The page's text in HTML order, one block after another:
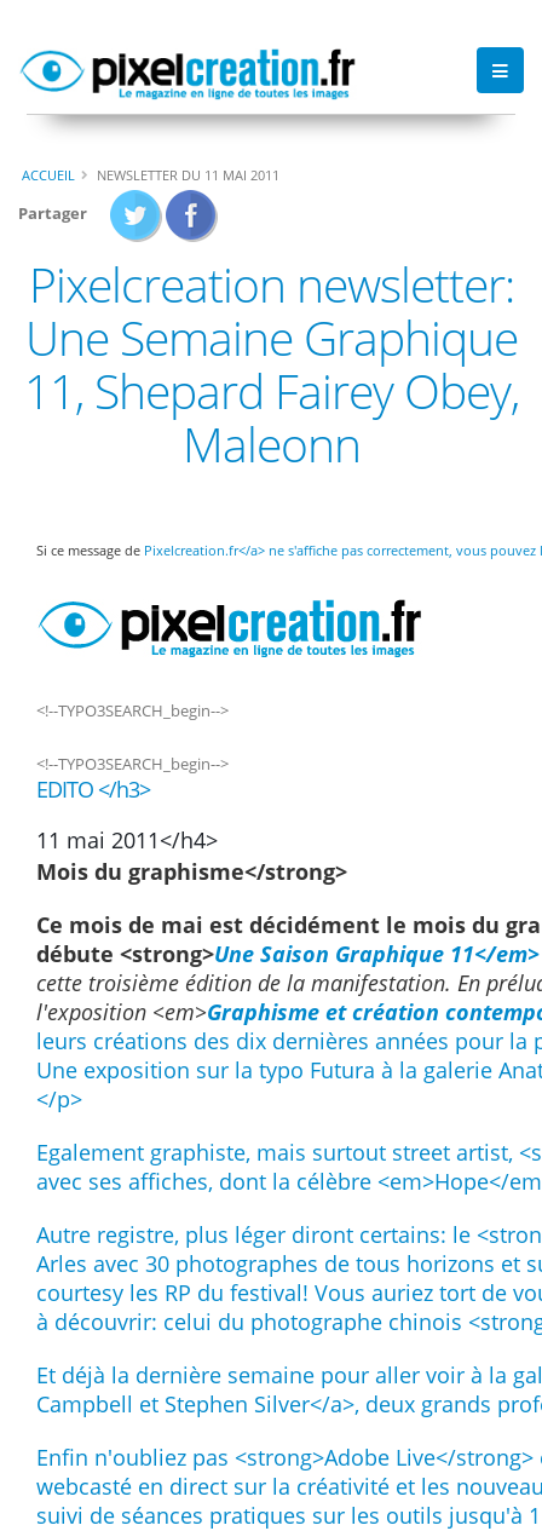
ACCUEIL NEWSLETTER DU 11 MAI 2011
Partager
Pixelcreation newsletter:
Une Semaine Graphique
11, Shepard Fairey Obey,
Maleonn
Si ce message de Pixelcreation.fr</a> ne s'affiche pas correctement, vous
<!--TYPO3SEARCH_begin-->
<!--TYPO3SEARCH_begin-->
EDITO </h3>
11 mai 2011</h4>
Mois du graphisme</strong>
Ce mois de mai est décidément le mois du
débute <strong>Une Saison Graphique 11</em>
cette troisième édition de la manifestation. En
l'exposition <em>Graphisme et création
leurs créations des dix dernières années pour
Une exposition sur la typo Futura à la galerie
</p>
Egalement graphiste, mais surtout street artist,
avec ses affiches, dont la célèbre <em>Hope</
Autre registre, plus léger diront certains: le
Arles avec 30 photographes de tous horizons et
courtesy les RP du festival! Vous auriez tort de
à découvrir: celui du photographe chinois
Et déjà la dernière semaine pour aller voir à la
Campbell et Stephen Silver</a>, deux grands
Enfin n'oubliez pas <strong>Adobe Live</
webcasté en direct sur la créativité et les
suivi de séances pratiques sur les outils jusqu'à